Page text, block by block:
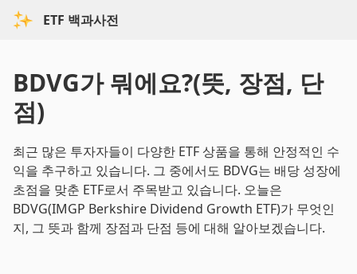
ETF 백과사전
BDVG가 뭐에요?(뜻, 장점, 단
점)
최근 많은 투자자들이 다양한 ETF 상품을 통해 안정적인 수
익을 추구하고 있습니다. 그 중에서도 BDVG는 배당 성장에
초점을 맞춘 ETF로서 주목받고 있습니다. 오늘은
BDVG(IMGP Berkshire Dividend Growth ETF)가 무엇인
지, 그 뜻과 함께 장점과 단점 등에 대해 알아보겠습니다.